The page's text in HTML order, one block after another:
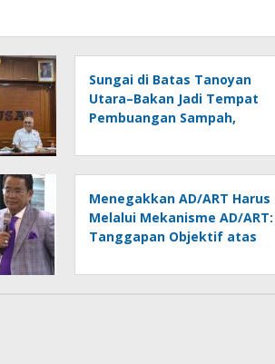
Sungai di Batas Tanoyan
Utara–Bakan Jadi Tempat
Pembuangan Sampah,
Kontrol Pemerintah
Dipertanyakan
Menegakkan AD/ART Harus
Melalui Mekanisme AD/ART:
Tanggapan Objektif atas
AD/ART vs Konspirasi